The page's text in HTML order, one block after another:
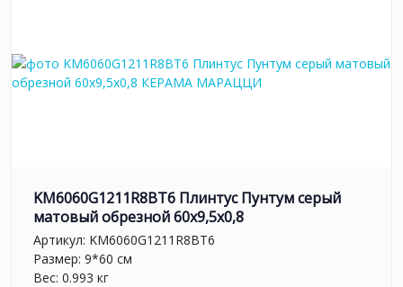
KM6060G1211R8BT6 Плинтус Пунтум серый
матовый обрезной 60x9,5x0,8
Артикул: KM6060G1211R8BT6
Размер: 9*60 см
Вес: 0.993 кг